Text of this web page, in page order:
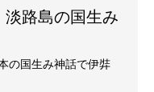
淡路島の国生み